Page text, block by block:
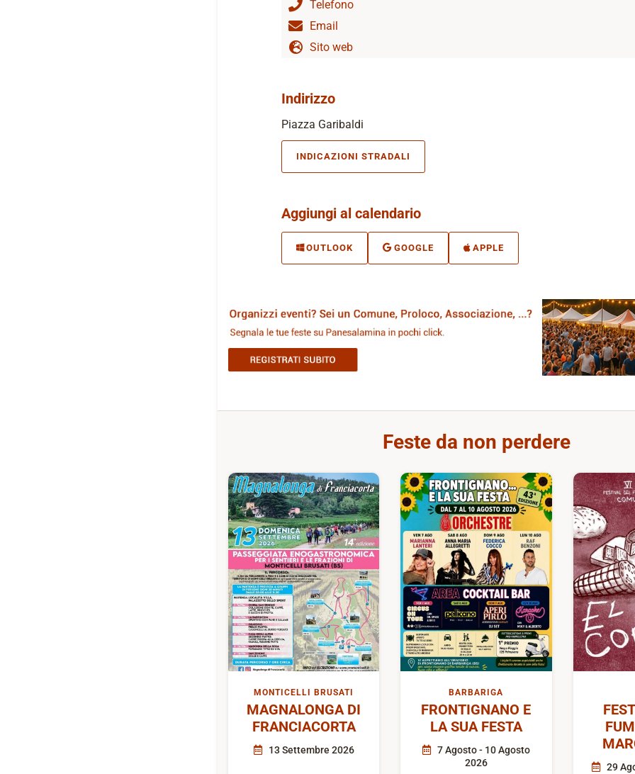
Telefono
Email
Sito web
Indirizzo
Piazza Garibaldi
INDICAZIONI STRADALI
Aggiungi al calendario
OUTLOOK GOOGLE APPLE
Feste da non perdere
MONTICELLI BRUSATI
MAGNALONGA DI
FRANCIACORTA
13 Settembre 2026
BARBARIGA
FRONTIGNANO E
LA SUA FESTA
7 Agosto - 10 Agosto
2026
29